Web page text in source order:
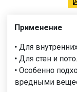
Применение
• Для
• Для стен и
• Особенно
вредными